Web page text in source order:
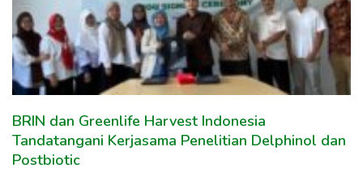
BRIN dan Greenlife Harvest Indonesia
Tandatangani Kerjasama Penelitian Delphinol dan
Postbiotic